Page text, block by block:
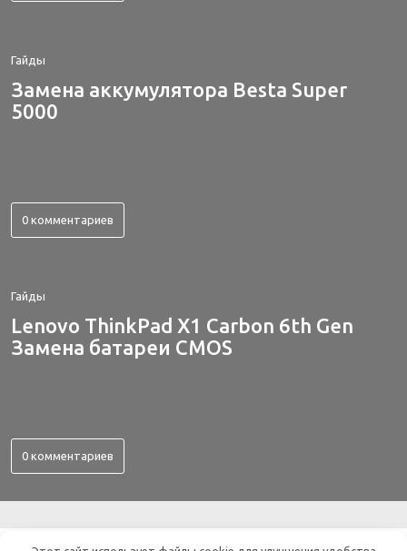
Гайды
Замена аккумулятора Besta Super
5000
0 комментариев
Гайды
Lenovo ThinkPad X1 Carbon 6th Gen
Замена батареи CMOS
0 комментариев